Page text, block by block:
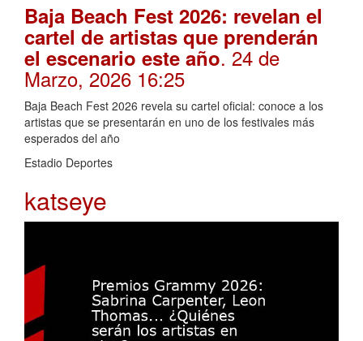
Baja Beach Fest 2026: revelan el
cartel de artistas que prenderán
el escenario este año. 24 de
Marzo, 2026 16:25
Baja Beach Fest 2026 revela su cartel oficial: conoce a los
artistas que se presentarán en uno de los festivales más
esperados del año
Estadio Deportes
katseye